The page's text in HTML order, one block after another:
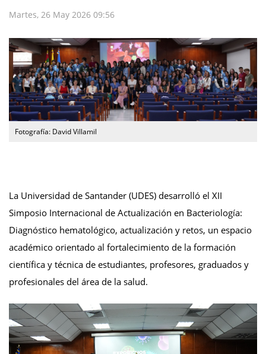
Martes, 26 May 2026 09:56
Fotografía: David Villamil
La Universidad de Santander (UDES) desarrolló el XII
Simposio Internacional de Actualización en Bacteriología:
Diagnóstico hematológico, actualización y retos, un espacio
académico orientado al fortalecimiento de la formación
científica y técnica de estudiantes, profesores, graduados y
profesionales del área de la salud.